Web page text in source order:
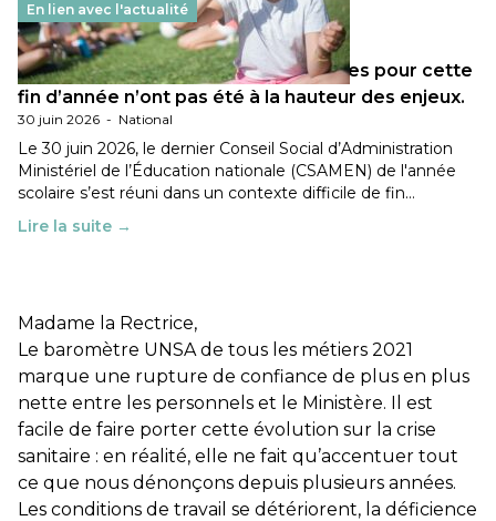
En lien avec l'actualité
Les décisions ministérielles attendues pour cette
fin d’année n’ont pas été à la hauteur des enjeux.
30 juin 2026 - National
Le 30 juin 2026, le dernier Conseil Social d’Administration
Ministériel de l’Éducation nationale (CSAMEN) de l'année
scolaire s’est réuni dans un contexte difficile de fin…
Lire la suite →
Madame la Rectrice,
Le baromètre UNSA de tous les métiers 2021
marque une rupture de confiance de plus en plus
nette entre les personnels et le Ministère. Il est
facile de faire porter cette évolution sur la crise
sanitaire : en réalité, elle ne fait qu’accentuer tout
ce que nous dénonçons depuis plusieurs années.
Les conditions de travail se détériorent, la déficience